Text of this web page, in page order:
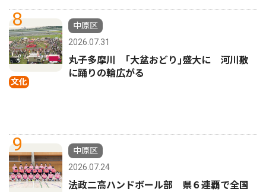
8
文化
中原区
2026.07.31
丸子多摩川 ｢大盆おどり｣盛大に 河川敷
に踊りの輪広がる
9
中原区
2026.07.24
法政二高ハンドボール部 県６連覇で全国